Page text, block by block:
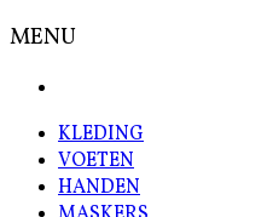
MENU
KLEDING
VOETEN
HANDEN